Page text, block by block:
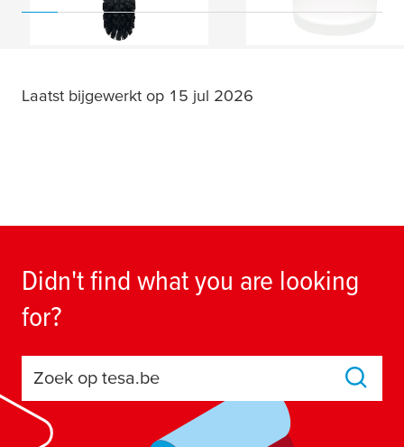
Laatst bijgewerkt op 15 jul 2026
Didn't find what you are looking
for?
Zoek op tesa.be